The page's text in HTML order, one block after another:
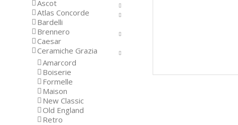
Ascot
Atlas Concorde
Bardelli
Brennero
Caesar
Ceramiche Grazia
Amarcord
Boiserie
Formelle
Maison
New Classic
Old England
Retro